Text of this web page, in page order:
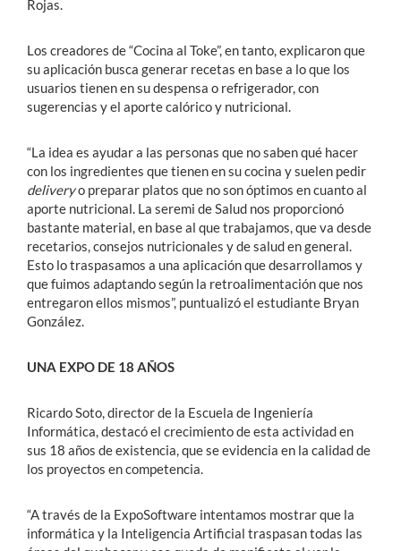
Rojas.
Los creadores de “Cocina al Toke”, en tanto, explicaron que
su aplicación busca generar recetas en base a lo que los
usuarios tienen en su despensa o refrigerador, con
sugerencias y el aporte calórico y nutricional.
“La idea es ayudar a las personas que no saben qué hacer
con los ingredientes que tienen en su cocina y suelen pedir
deliveryo preparar platos que no son óptimos en cuanto al
aporte nutricional. La seremi de Salud nos proporcionó
bastante material, en base al que trabajamos, que va desde
recetarios, consejos nutricionales y de salud en general.
Esto lo traspasamos a una aplicación que desarrollamos y
que fuimos adaptando según la retroalimentación que nos
entregaron ellos mismos”, puntualizó el estudiante Bryan
González.
UNA EXPO DE 18 AÑOS
Ricardo Soto, director de la Escuela de Ingeniería
Informática, destacó el crecimiento de esta actividad en
sus 18 años de existencia, que se evidencia en la calidad de
los proyectos en competencia.
“A través de la ExpoSoftware intentamos mostrar que la
informática y la Inteligencia Artificial traspasan todas las